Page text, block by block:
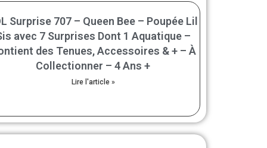
Surprise 707 – Queen Bee – Poupée Lil
avec 7 Surprises Dont 1 Aquatique –
des Tenues, Accessoires & + – À
Collectionner – 4 Ans +
Lire l'article »